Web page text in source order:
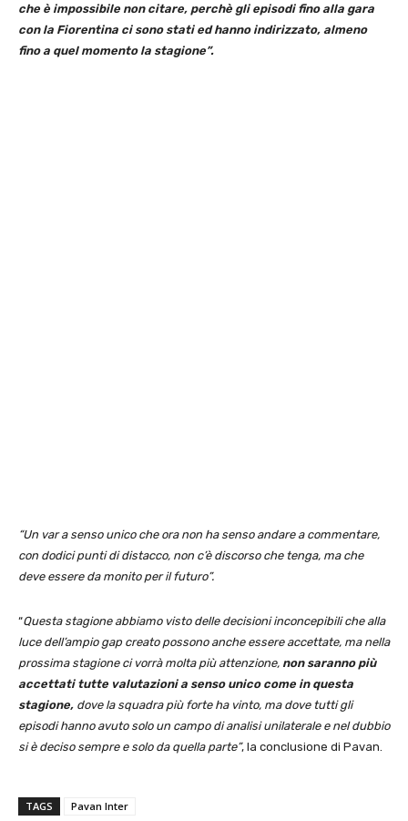
che è impossibile non citare, perchè gli episodi fino alla gara
con la Fiorentina ci sono stati ed hanno indirizzato, almeno
fino a quel momento la stagione”.
“Un var a senso unico che ora non ha senso andare a commentare,
con dodici punti di distacco, non c’è discorso che tenga, ma che
deve essere da monito per il futuro”.
“Questa stagione abbiamo visto delle decisioni inconcepibili che alla
luce dell’ampio gap creato possono anche essere accettate, ma nella
prossima stagione ci vorrà molta più attenzione, non saranno più
accettati tutte valutazioni a senso unico come in questa
stagione, dove la squadra più forte ha vinto, ma dove tutti gli
episodi hanno avuto solo un campo di analisi unilaterale e nel dubbio
si è deciso sempre e solo da quella parte”, la conclusione di Pavan.
TAGS Pavan Inter